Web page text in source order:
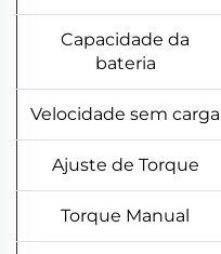
Capacidade da
bateria
Velocidade sem carga
Ajuste de Torque
Torque Manual